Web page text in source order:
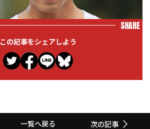
SHARE
この記事をシェアしよう
一覧へ戻る 次の記事